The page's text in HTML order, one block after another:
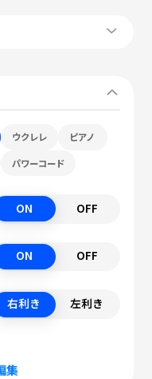
ウクレレ ピアノ
パワーコード
ON OFF
ON OFF
右利き 左利き
集